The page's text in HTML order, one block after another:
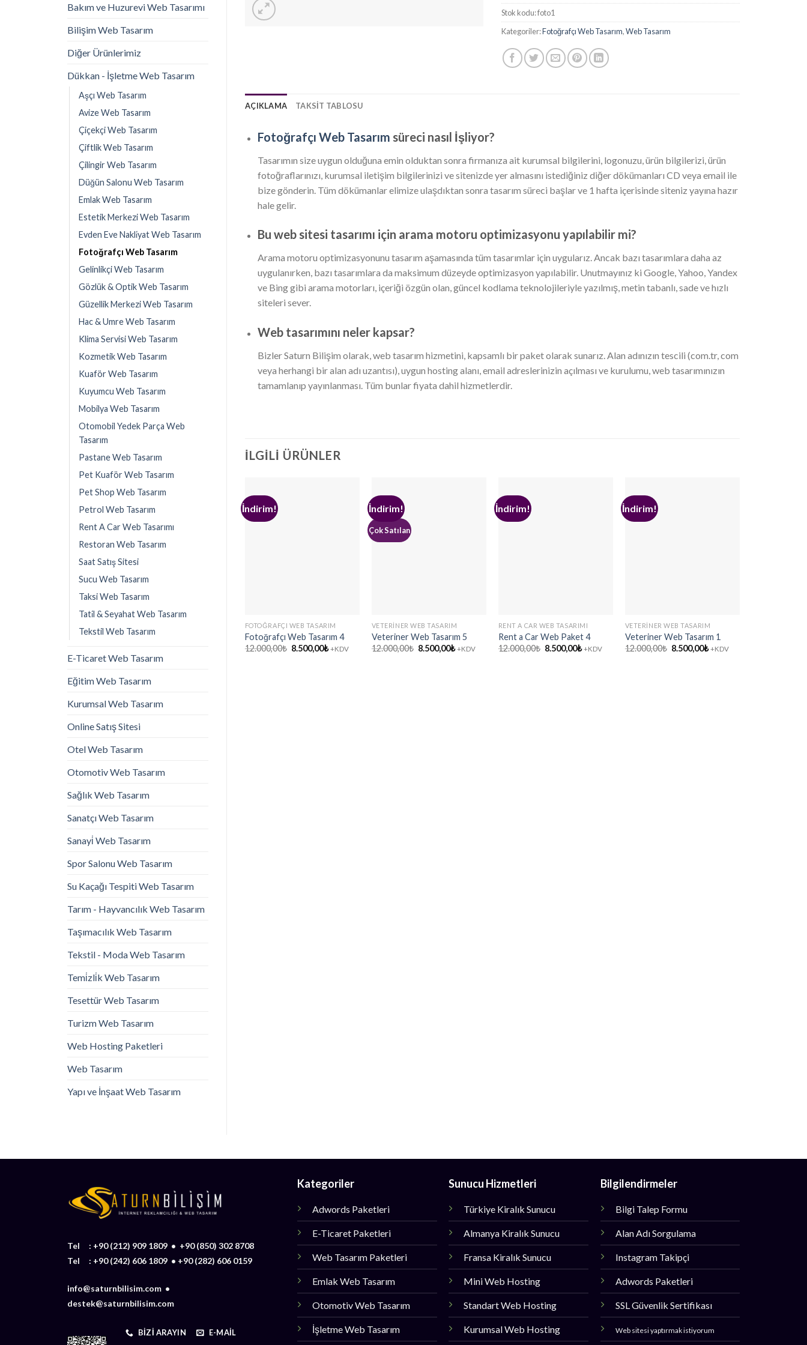
Bakım ve Huzurevi Web Tasarımı
Bilişim Web Tasarım
Diğer Ürünlerimiz
Dükkan - İşletme Web Tasarım
Aşçı Web Tasarım
Avize Web Tasarım
Çiçekçi Web Tasarım
Çiftlik Web Tasarım
Çilingir Web Tasarım
Düğün Salonu Web Tasarım
Emlak Web Tasarım
Estetik Merkezi Web Tasarım
Evden Eve Nakli̇yat Web Tasarım
Fotoğrafçı Web Tasarım
Gelinlikçi Web Tasarım
Gözlük & Optik Web Tasarım
Güzellik Merkezi Web Tasarım
Hac & Umre Web Tasarım
Klima Servisi Web Tasarım
Kozmetik Web Tasarım
Kuaför Web Tasarım
Kuyumcu Web Tasarım
Mobilya Web Tasarım
Otomobil Yedek Parça Web
Tasarım
Pastane Web Tasarım
Pet Kuaför Web Tasarım
Pet Shop Web Tasarım
Petrol Web Tasarım
Rent A Car Web Tasarımı
Restoran Web Tasarım
Saat Satış Sitesi
Sucu Web Tasarım
Taksi Web Tasarım
Tati̇l & Seyahat Web Tasarım
Tekstil Web Tasarım
E-Ticaret Web Tasarım
Eğitim Web Tasarım
Kurumsal Web Tasarım
Online Satış Sitesi
Otel Web Tasarım
Otomotiv Web Tasarım
Sağlık Web Tasarım
Sanatçı Web Tasarım
Sanayi̇ Web Tasarım
Spor Salonu Web Tasarım
Su Kaçağı Tespiti Web Tasarım
Tarım - Hayvancılık Web Tasarım
Taşımacılık Web Tasarım
Tekstil - Moda Web Tasarım
Temi̇zli̇k Web Tasarım
Tesettür Web Tasarım
Turizm Web Tasarım
Web Hosting Paketleri
Web Tasarım
Yapı ve İnşaat Web Tasarım
Stok kodu:foto1
Kategoriler:Fotoğrafçı Web Tasarım,Web Tasarım
AÇIKLAMA TAKSIT TABLOSU
Fotoğrafçı Web Tasarım süreci nasıl İşliyor?
Tasarımın size uygun olduğuna emin olduktan sonra firmanıza ait kurumsal bilgilerini, logonuzu, ürün bilgilerizi, ürün
fotoğraflarınızı, kurumsal iletişim bilgilerinizi ve sitenizde yer almasını istediğiniz diğer dökümanları CD veya email ile
bize gönderin. Tüm dökümanlar elimize ulaşdıktan sonra tasarım süreci başlar ve 1 hafta içerisinde siteniz yayına hazır
hale gelir.
Bu web sitesi tasarımı için arama motoru optimizasyonu yapılabilir mi?
Arama motoru optimizasyonunu tasarım aşamasında tüm tasarımlar için uygularız. Ancak bazı tasarımlara daha az
uygulanırken, bazı tasarımlara da maksimum düzeyde optimizasyon yapılabilir. Unutmayınız ki Google, Yahoo, Yandex
ve Bing gibi arama motorları, içeriği özgün olan, güncel kodlama teknolojileriyle yazılmış, metin tabanlı, sade ve hızlı
siteleri sever.
Web tasarımını neler kapsar?
Bizler Saturn Bilişim olarak, web tasarım hizmetini, kapsamlı bir paket olarak sunarız. Alan adınızın tescili (com.tr, com
veya herhangi bir alan adı uzantısı), uygun hosting alanı, email adreslerinizin açılması ve kurulumu, web tasarımınızın
tamamlanıp yayınlanması. Tüm bunlar fiyata dahil hizmetlerdir.
İLGILI ÜRÜNLER
İndirim!
FOTOĞRAFÇI WEB TASARIM
Fotoğrafçı Web Tasarım 4
12.000,00₺ Orijinal
8.500,00₺Şu
+KDV
İndirim!
Çok Satılan
VETERINER WEB TASARIM
Veteriner Web Tasarım 5
12.000,00₺ Orijinal
8.500,00₺Şu
+KDV
İndirim!
RENT A CAR WEB TASARIMI
Rent a Car Web Paket 4
12.000,00₺ Orijinal
8.500,00₺Şu
+KDV
İndirim!
VETERINER WEB TASARIM
Veteriner Web Tasarım 1
12.000,00₺ Orijinal
8.500,00₺Şu
+KDV
Tel : +90 (212) 909 1809 • +90 (850) 302 8708
Tel : +90 (242) 606 1809 • +90 (282) 606 0159
info@saturnbilisim.com •
destek@saturnbilisim.com
BIZI ARAYIN E-MAIL
Kategoriler
Adwords Paketleri
E-Ticaret Paketleri
Web Tasarım Paketleri
Emlak Web Tasarım
Otomotiv Web Tasarım
İşletme Web Tasarım
Sunucu Hizmetleri
Türkiye Kiralık Sunucu
Almanya Kiralık Sunucu
Fransa Kiralık Sunucu
Mini Web Hosting
Standart Web Hosting
Kurumsal Web Hosting
Bilgilendirmeler
Bilgi Talep Formu
Alan Adı Sorgulama
Instagram Takipçi
Adwords Paketleri
SSL Güvenlik Sertifikası
Web sitesi yaptırmak istiyorum